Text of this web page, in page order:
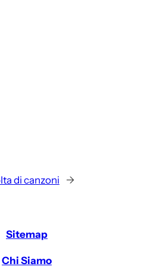
di canzoni →
Sitemap
Chi Siamo